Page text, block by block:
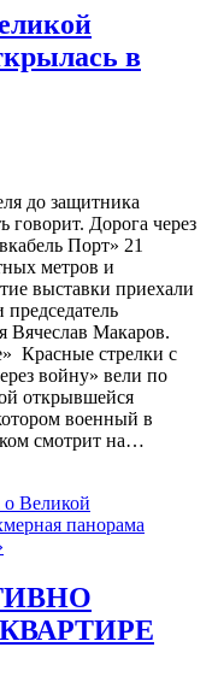
в
до защитника
Дорога через
Порт» 21
метров и
выставки приехали
Вячеслав Макаров.
Красные стрелки с
войну» вели по
открывшейся
военный в
смотрит на…
о Великой
панорама